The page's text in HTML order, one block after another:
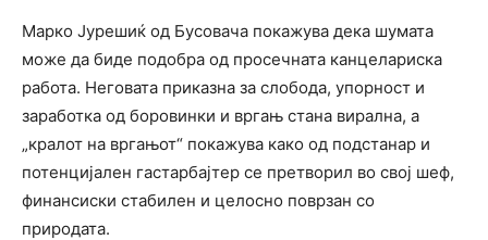
Марко Јурешиќ од Бусовача покажува дека шумата
може да биде подобра од просечната канцелариска
работа. Неговата приказна за слобода, упорност и
заработка од боровинки и вргањ стана вирална, а
„кралот на вргањот“ покажува како од подстанар и
потенцијален гастарбајтер се претворил во свој шеф,
финансиски стабилен и целосно поврзан со
природата.